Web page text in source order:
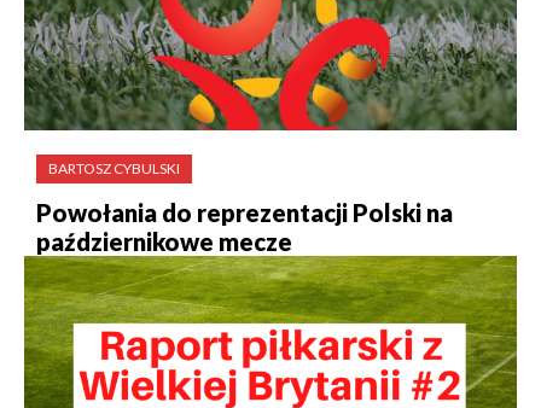
BARTOSZ CYBULSKI
Powołania do reprezentacji Polski na
październikowe mecze